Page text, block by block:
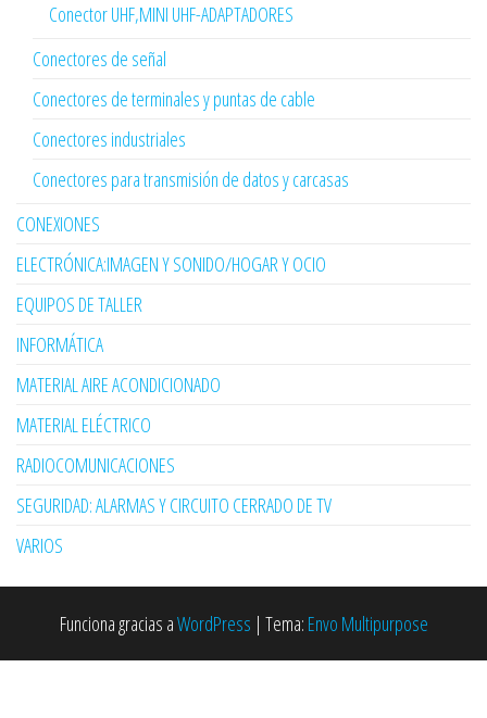
Conector UHF,MINI UHF-ADAPTADORES
Conectores de señal
Conectores de terminales y puntas de cable
Conectores industriales
Conectores para transmisión de datos y carcasas
CONEXIONES
ELECTRÓNICA:IMAGEN Y SONIDO/HOGAR Y OCIO
EQUIPOS DE TALLER
INFORMÁTICA
MATERIAL AIRE ACONDICIONADO
MATERIAL ELÉCTRICO
RADIOCOMUNICACIONES
SEGURIDAD: ALARMAS Y CIRCUITO CERRADO DE TV
VARIOS
Funciona gracias aWordPress | Tema: Envo Multipurpose